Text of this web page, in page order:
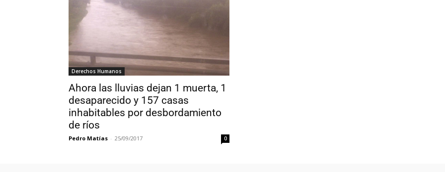
Derechos Humanos
Ahora las lluvias dejan 1 muerta, 1
desaparecido y 157 casas
inhabitables por desbordamiento
de ríos
Pedro Matías - 25/09/2017 0